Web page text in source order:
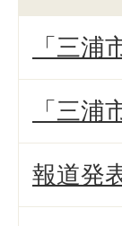
「三浦
「三
報道発